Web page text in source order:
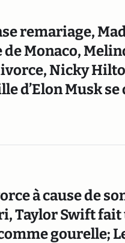
remariage,
de Monaco,
Nicky
d’Elon Musk
à cause de
Taylor Swift
gourelle;